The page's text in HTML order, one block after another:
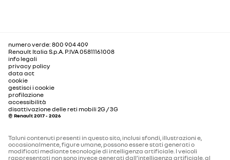
numero verde: 800 904 409
Renault Italia S.p.A. P.IVA 05811161008
info legali
privacy policy
data act
cookie
gestisci i cookie
profilazione
accessibilità
disattivazione delle reti mobili 2G / 3G
© Renault 2017 - 2026
Taluni contenuti presenti in questo sito, inclusi sfondi, illustrazioni e,
occasionalmente, figure umane, possono essere stati generati o
modificati mediante tecnologie di intelligenza artificiale. I veicoli
rappresentati non sono invece generati dall’intelligenza artificiale, al